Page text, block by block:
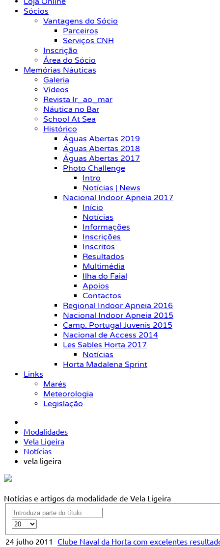
Sócios
Vantagens do Sócio
Parceiros
Serviços CNH
Inscrição
Área do Sócio
Memórias Náuticas
Galeria
Vídeos
Revista Ir_ao_mar
Náutica no Bar
School At Sea
Histórico
Águas Abertas 2019
Águas Abertas 2018
Águas Abertas 2017
Photo Challenge
Intro
Notícias | News
Nacional Indoor Apneia 2017
Início
Notícias
Informações
Inscrições
Inscritos
Resultados
Multimédia
Ilha do Faial
Apoios
Contactos
Regional Indoor Apneia 2016
Nacional Indoor Apneia 2015
Camp. Portugal Juvenis 2015
Nacional de Access 2014
Les Sables Horta 2017
Notícias
Horta Madalena Sprint
Links
Marés
Meteorologia
Legislação
Modalidades
Vela Ligeira
Notícias
vela ligeira
Notícias e artigos da modalidade de Vela Ligeira
24 julho 2011
Clube Naval da Horta com excelentes